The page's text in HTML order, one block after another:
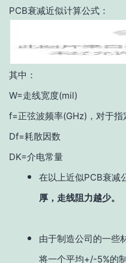
PCB衰减近似计算公式：
其中：
W=走线宽度(mil)
f=正弦波频率(GHz)，对于
Df=耗散因数
DK=介电常量
在以上近似PCB衰减
厚，走线阻力越少。
由于制造公司的一些
将一个平均+/-5%的